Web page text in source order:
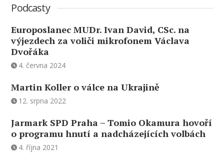
Podcasty
Europoslanec MUDr. Ivan David, CSc. na
výjezdech za voliči mikrofonem Václava
Dvořáka
4. června 2024
Martin Koller o válce na Ukrajině
12. srpna 2022
Jarmark SPD Praha – Tomio Okamura hovoří
o programu hnutí a nadcházejících volbách
4. října 2021